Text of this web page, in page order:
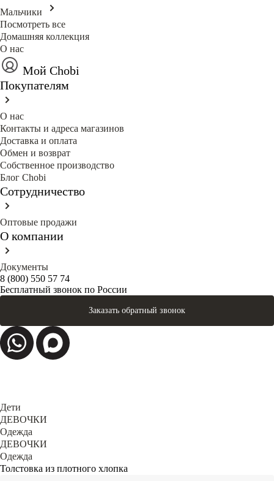
Мальчики
Посмотреть все
Домашняя коллекция
О нас
Мой Chobi
Покупателям
О нас
Контакты и адреса магазинов
Доставка и оплата
Обмен и возврат
Собственное производство
Блог Сhobi
Сотрудничество
Оптовые продажи
О компании
Документы
8 (800) 550 57 74
Бесплатный звонок по России
Заказать обратный звонок
Дети
ДЕВОЧКИ
Одежда
ДЕВОЧКИ
Одежда
Толстовка из плотного хлопка